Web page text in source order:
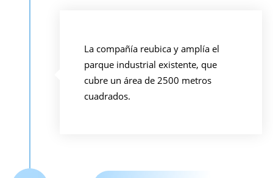
La compañía reubica y amplía el
parque industrial existente, que
cubre un área de 2500 metros
cuadrados.